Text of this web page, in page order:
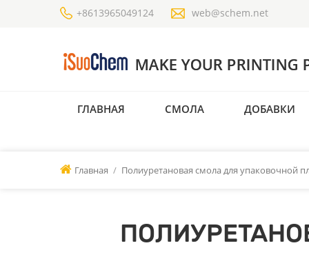
+8613965049124 web@schem.net
ГЛАВНАЯ СМОЛА ДОБАВКИ
Главная / Полиуретановая смола для упаковочной